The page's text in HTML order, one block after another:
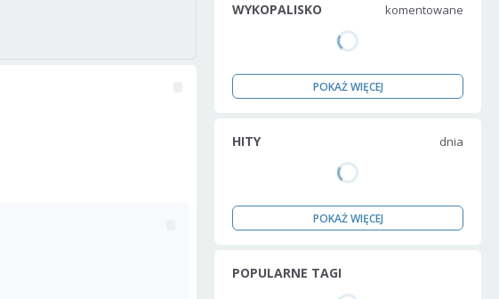
WYKOPALISKO komentowane
POKAŻ WIĘCEJ
HITY dnia
POKAŻ WIĘCEJ
POPULARNE TAGI